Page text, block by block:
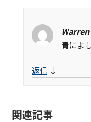
Warren
青によし
返信 ↓
関連記事